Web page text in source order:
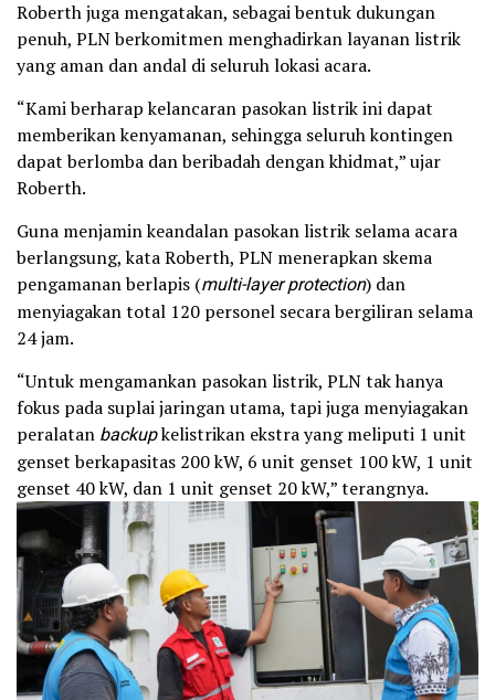
Roberth juga mengatakan, sebagai bentuk dukungan
penuh, PLN berkomitmen menghadirkan layanan listrik
yang aman dan andal di seluruh lokasi acara.
“Kami berharap kelancaran pasokan listrik ini dapat
memberikan kenyamanan, sehingga seluruh kontingen
dapat berlomba dan beribadah dengan khidmat,” ujar
Roberth.
Guna menjamin keandalan pasokan listrik selama acara
berlangsung, kata Roberth, PLN menerapkan skema
pengamanan berlapis (multi-layer protection) dan
menyiagakan total 120 personel secara bergiliran selama
24 jam.
“Untuk mengamankan pasokan listrik, PLN tak hanya
fokus pada suplai jaringan utama, tapi juga menyiagakan
peralatan backupkelistrikan ekstra yang meliputi 1 unit
genset berkapasitas 200 kW, 6 unit genset 100 kW, 1 unit
genset 40 kW, dan 1 unit genset 20 kW,” terangnya.